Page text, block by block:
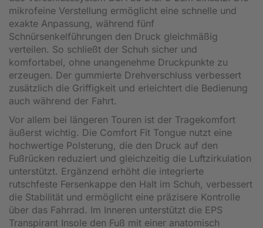
mikrofeine Verstellung ermöglicht eine schnelle und
exakte Anpassung, während fünf
Schnürsenkelführungen den Druck gleichmäßig
verteilen. So schließt der Schuh sicher und
komfortabel, ohne unangenehme Druckpunkte zu
erzeugen. Der gummierte Drehverschluss verbessert
zusätzlich die Griffigkeit und erleichtert die Bedienung
auch während der Fahrt.
Vor allem bei längeren Touren ist der Tragekomfort
äußerst wichtig. Die Comfort Fit Tongue nutzt eine
hochwertige Polsterung, die den Druck auf den
Fußrücken reduziert und gleichzeitig die Luftzirkulation
unterstützt. Ergänzend erhöht die integrierte
rutschfeste Fersenkappe den Halt im Schuh, verbessert
die Stabilität und ermöglicht eine präzisere Kontrolle
über das Fahrrad. Im Inneren unterstützt die EPS
Transpirant Insole den Fuß mit einer anatomisch